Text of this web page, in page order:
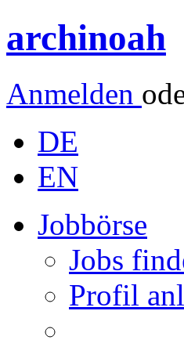
archinoah
Anmelden
DE
EN
Jobbörse
Jobs
Profil